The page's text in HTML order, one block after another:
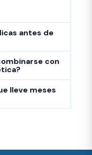
antes de
con
lleve meses